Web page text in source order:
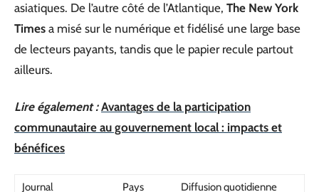
asiatiques. De l’autre côté de l’Atlantique, The New York
Times a misé sur le numérique et fidélisé une large base
de lecteurs payants, tandis que le papier recule partout
ailleurs.
Lire également : Avantages de la participation
communautaire au gouvernement local : impacts et
bénéfices
Journal Pays
Diffusion quotidienne